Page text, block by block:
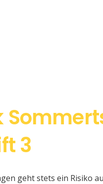
3
geht stets ein Risiko